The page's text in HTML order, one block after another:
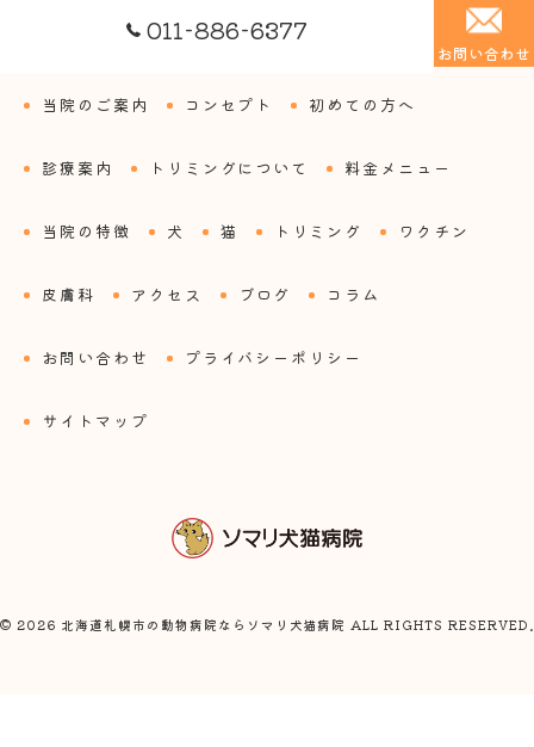
011-886-6377
お問い合わせ
当院のご案内 コンセプト 初めての方へ
診療案内 トリミングについて 料金メニュー
当院の特徴 犬 猫 トリミング ワクチン
皮膚科 アクセス ブログ コラム
お問い合わせ プライバシーポリシー
サイトマップ
© 2026 北海道札幌市の動物病院ならソマリ犬猫病院 ALL RIGHTS RESERVED.